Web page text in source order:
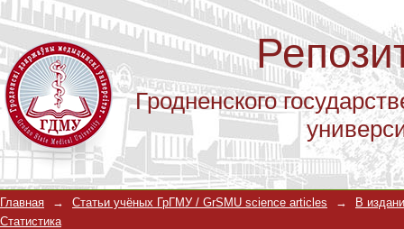
Гродненского
Статистика
Главная → Статьи учёных ГрГМУ / GrSMU science articles →
В
Статистика